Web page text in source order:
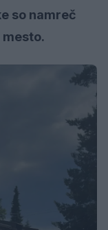
so namreč
mesto.